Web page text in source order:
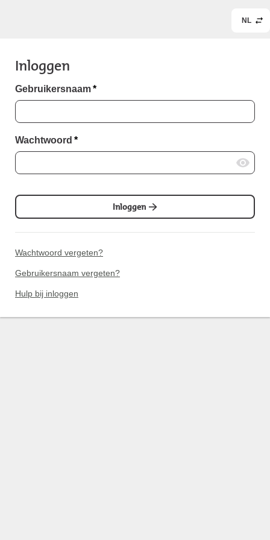
NL
Inloggen
Gebruikersnaam*
Wachtwoord *
Inloggen
Wachtwoord vergeten?
Gebruikersnaam vergeten?
Hulp bij inloggen